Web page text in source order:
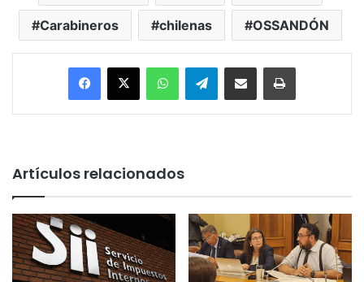
Carabineros chilenas OSSANDÓN
Facebook
X WhatsAppTelegramEnviar vía email Imprimir
Artículos relacionados